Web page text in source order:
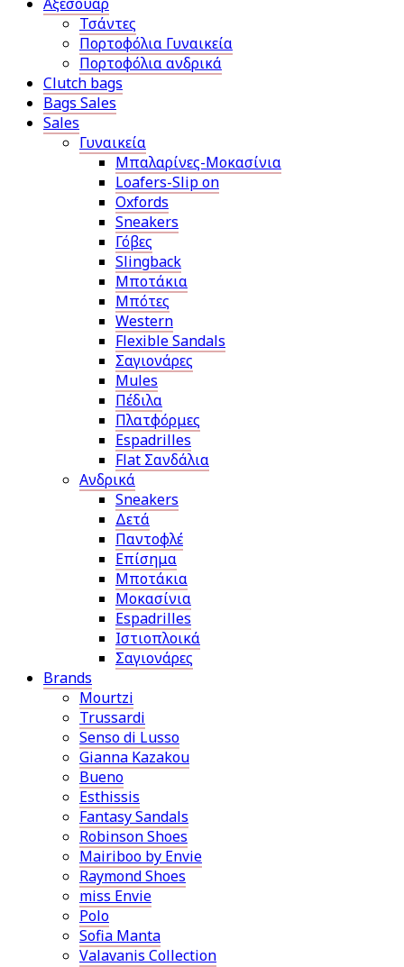
Αξεσουάρ
Τσάντες
Πορτοφόλια Γυναικεία
Πορτοφόλια ανδρικά
Clutch bags
Bags Sales
Sales
Γυναικεία
Μπαλαρίνες-Μοκασίνια
Loafers-Slip on
Oxfords
Sneakers
Γόβες
Slingback
Μποτάκια
Μπότες
Western
Flexible Sandals
Σαγιονάρες
Mules
Πέδιλα
Πλατφόρμες
Espadrilles
Flat Σανδάλια
Ανδρικά
Sneakers
Δετά
Παντοφλέ
Επίσημα
Μποτάκια
Μοκασίνια
Espadrilles
Ιστιοπλοικά
Σαγιονάρες
Brands
Mourtzi
Trussardi
Senso di Lusso
Gianna Kazakou
Bueno
Esthissis
Fantasy Sandals
Robinson Shoes
Mairiboo by Envie
Raymond Shoes
miss Envie
Polo
Sofia Manta
Valavanis Collection